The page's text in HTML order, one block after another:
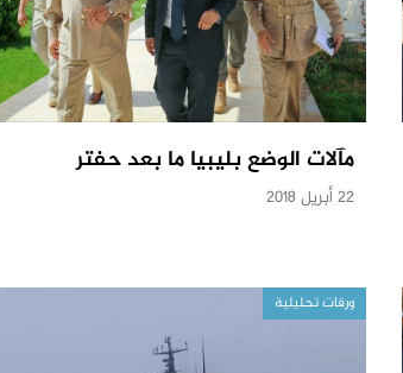
مآلات الوضع بليبيا ما بعد حفتر
22 أبريل 2018
ورقات تحليلية